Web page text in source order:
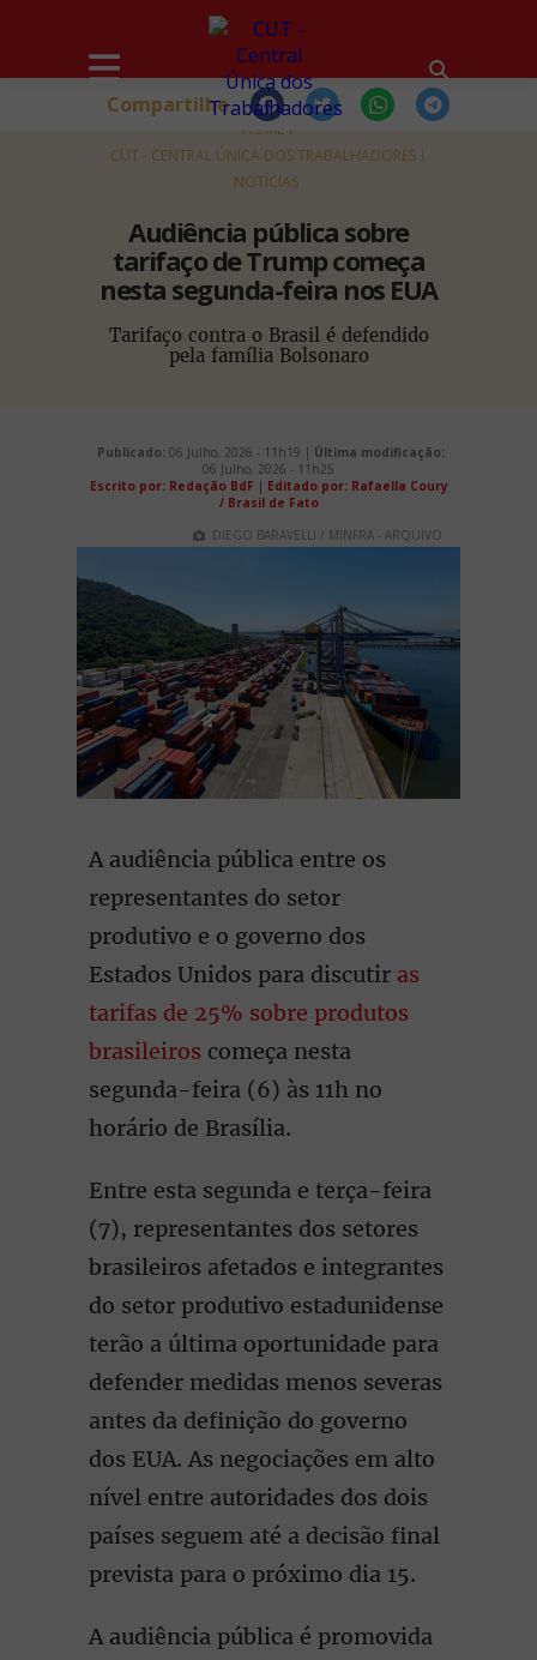
HOME
CUT - CENTRAL ÚNICA DOS TRABALHADORES
NOTÍCIAS
Audiência pública sobre
tarifaço de Trump começa
nesta segunda-feira nos EUA
Tarifaço contra o Brasil é defendido
pela família Bolsonaro
Compartilhe
Publicado: 06 Julho, 2026 - 11h19 | Última modificação:
06 Julho, 2026 - 11h25
Escrito por: Redação BdF | Editado por: Rafaella Coury
/ Brasil de Fato
DIEGO BARAVELLI / MINFRA - ARQUIVO
A audiência pública entre os
representantes do setor
produtivo e o governo dos
Estados Unidos para discutir as
tarifas de 25% sobre produtos
brasileiros começa nesta
segunda-feira (6) às 11h no
horário de Brasília.
Entre esta segunda e terça-feira
(7), representantes dos setores
brasileiros afetados e integrantes
do setor produtivo estadunidense
terão a última oportunidade para
defender medidas menos severas
antes da definição do governo
dos EUA. As negociações em alto
nível entre autoridades dos dois
países seguem até a decisão final
prevista para o próximo dia 15.
A audiência pública é promovida